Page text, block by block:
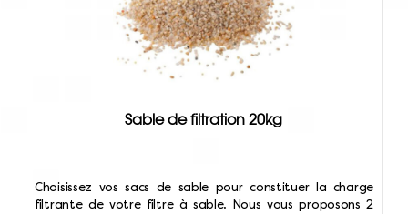
Sable de filtration 20kg
Choisissez vos sacs de sable pour constituer la charge
filtrante de votre filtre à sable. Nous vous proposons 2